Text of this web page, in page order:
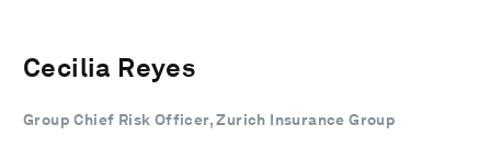
Cecilia Reyes
Group Chief Risk Officer, Zurich Insurance Group